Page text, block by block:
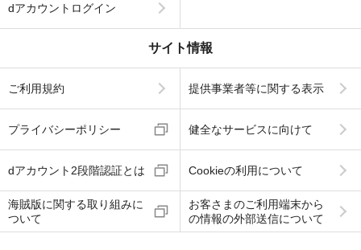
dアカウントログイン
サイト情報
ご利用規約 提供事業者等に関する表示
プライバシーポリシー 健全なサービスに向けて
dアカウント2段階認証とは Cookieの利用について
海賊版に関する取り組みに
ついて
お客さまのご利用端末から
の情報の外部送信について